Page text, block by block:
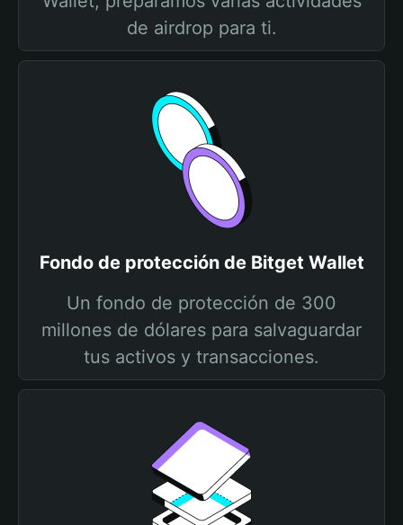
de airdrop para ti.
Fondo de protección de Bitget Wallet
Un fondo de protección de 300
millones de dólares para salvaguardar
tus activos y transacciones.